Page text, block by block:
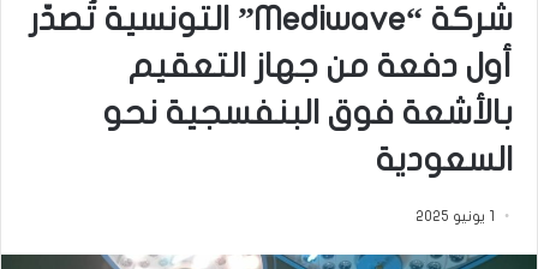
شركة “Mediwave” التونسية تُصدّر
أول دفعة من جهاز التعقيم
بالأشعة فوق البنفسجية نحو
السعودية
1 يونيو 2025